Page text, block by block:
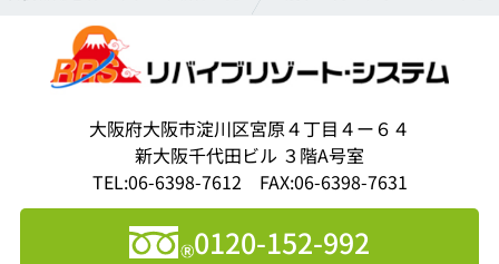
大阪府大阪市淀川区宮原４丁目４ー６４
新大阪千代田ビル ３階A号室
TEL:06-6398-7612 FAX:06-6398-7631
0120-152-992